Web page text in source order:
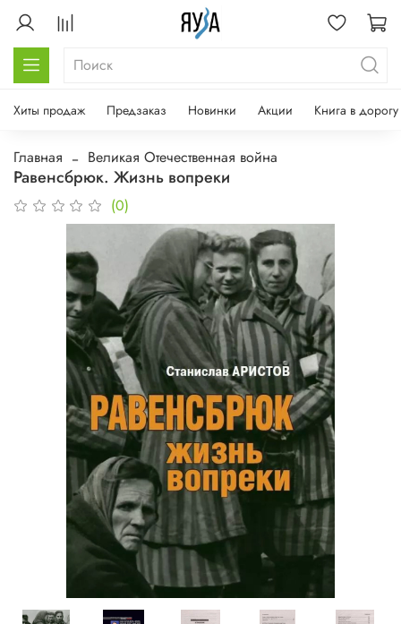
Хиты продаж Предзаказ Новинки Акции Книга в дорогу
Главная Великая Отечественная война
Равенсбрюк. Жизнь вопреки
(0)